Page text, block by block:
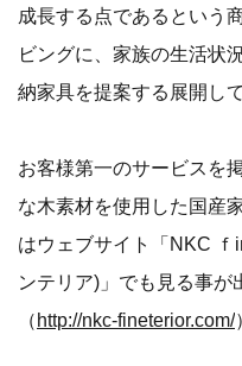
成長する点であるという
ビングに、家族の生活状
納家具を提案する展開して
お客様第一のサービスを
な木素材を使用した国産
はウェブサイト「NKC
ンテリア)」でも見る事が
（http://nkc-fineterior.com/）